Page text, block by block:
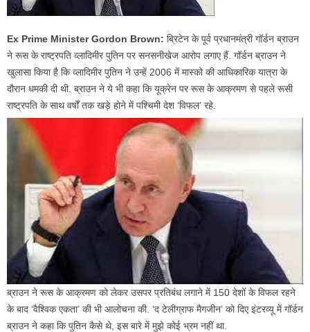
Ex Prime Minister Gordon Brown: ब्रिटेन के पूर्व प्रधानमंत्री गॉर्डन ब्राउन
ने रूस के राष्ट्रपति व्लादिमीर पुतिन पर सनसनीखेज आरोप लगाए हैं. गॉर्डन ब्राउन ने
खुलासा किया है कि व्लादिमीर पुतिन ने उन्हें 2006 में मास्को की आधिकारिक यात्रा के
दौरान धमकी दी थी. ब्राउन ने ये भी कहा कि यूक्रेन पर रूस के आक्रमण से पहले रूसी
राष्ट्रपति के साथ वर्षों तक खड़े होने में पश्चिमी देश ‘विफल’ रहे.
ब्राउन ने रूस के आक्रमण को लेकर उसपर प्रतिबंध लगाने में 150 देशों के विफल रहने
के बाद ‘वैश्विक एकता’ की भी आलोचना की. ‘द टेलीग्राफ मैगजीन’ को दिए इंटरव्यू में गॉर्डन
ब्राउन ने कहा कि पुतिन कैसे थे, इस बारे में मुझे कोई भ्रम नहीं था.